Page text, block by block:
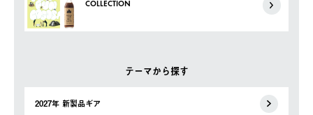
COLLECTION
テーマから探す
2027年 新製品ギア